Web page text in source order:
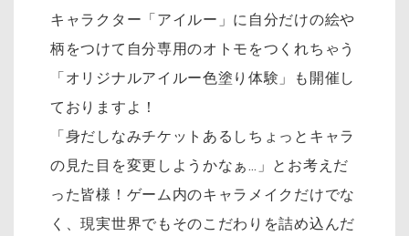
キャラクター「アイルー」に自分だけの絵や
柄をつけて自分専用のオトモをつくれちゃう
「オリジナルアイルー色塗り体験」も開催し
ておりますよ！
「身だしなみチケットあるしちょっとキャラ
の見た目を変更しようかなぁ…」とお考えだ
った皆様！ゲーム内のキャラメイクだけでな
く、現実世界でもそのこだわりを詰め込んだ